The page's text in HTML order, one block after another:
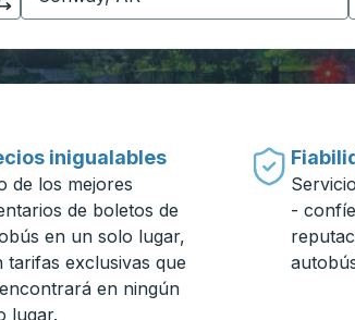
destino inigualables
de los mejores
de boletos de
en un solo lugar,
tarifas exclusivas que
en ningún
lugar.
-